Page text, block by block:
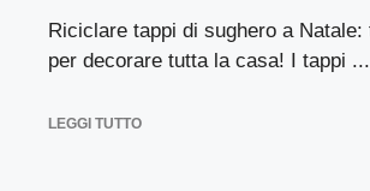
Riciclare tappi di sughero a Natale:
per decorare tutta la casa! I tappi ...
LEGGI TUTTO